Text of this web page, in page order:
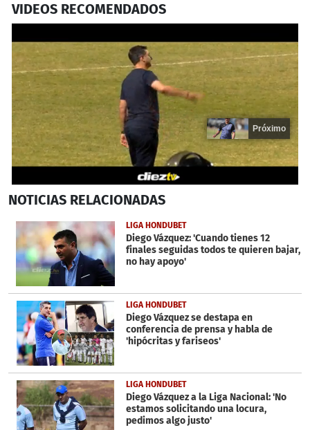
VIDEOS RECOMENDADOS
seconds
19
seconds
Próximo
NOTICIAS RELACIONADAS
LIGA HONDUBET
Diego Vázquez: 'Cuando tienes 12
finales seguidas todos te quieren bajar,
no hay apoyo'
LIGA HONDUBET
Diego Vázquez se destapa en
conferencia de prensa y habla de
'hipócritas y fariseos'
LIGA HONDUBET
Diego Vázquez a la Liga Nacional: 'No
estamos solicitando una locura,
pedimos algo justo'